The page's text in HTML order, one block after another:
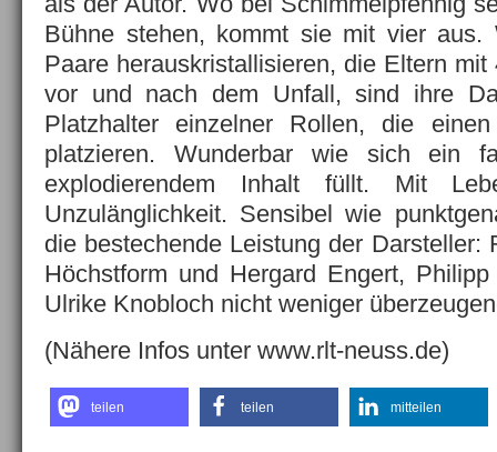
Bühne stehen, kommt sie mit vier
Paare herauskristallisieren, die Eltern
vor und nach dem Unfall, sind ihre
Platzhalter einzelner Rollen, die
platzieren. Wunderbar wie sich ein
explodierendem Inhalt füllt. Mit
Unzulänglichkeit. Sensibel wie
die bestechende Leistung der Darsteller:
Höchstform und Hergard Engert,
Ulrike Knobloch nicht weniger
(Nähere Infos unter www.rlt-neuss.de)
teilen teilen mitteilen